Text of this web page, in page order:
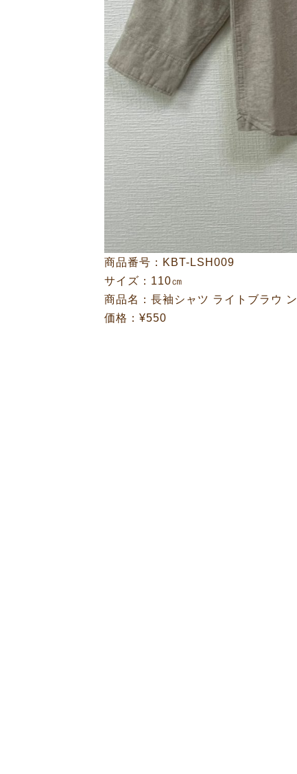
商品番号：KBT-LSH009
サイズ：110㎝
商品名：長袖シャツ ライトブラウ ン
価格：¥550